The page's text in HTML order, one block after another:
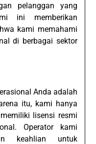
pelanggan yang
ini memberikan
kami memahami
di berbagai sektor
Anda adalah
itu, kami hanya
lisensi resmi
Operator kami
keahlian untuk